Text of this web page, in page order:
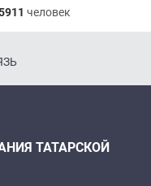
человек
ТАТАРСКОЙ